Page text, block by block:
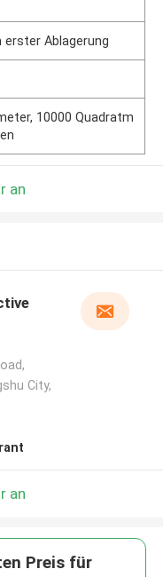
erster Ablagerung
10000 Quadratm
an
City,
an
Preis für